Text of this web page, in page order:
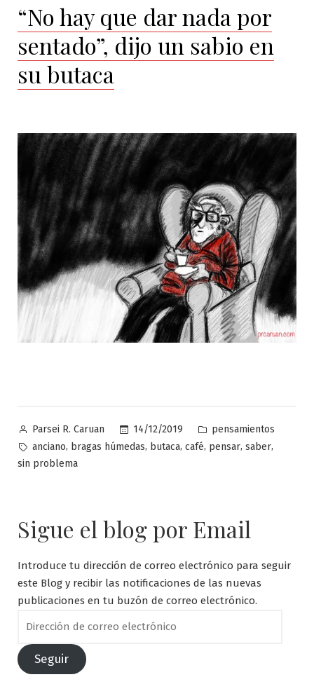
“No hay que dar nada por
sentado”, dijo un sabio en
su butaca
Publicado
por
Parsei R. Caruan 14/12/2019
Publicado
en
pensamientos
Etiquetas:
anciano, bragas húmedas, butaca, café, pensar, saber,
sin problema
Sigue el blog por Email
Introduce tu dirección de correo electrónico para seguir
este Blog y recibir las notificaciones de las nuevas
publicaciones en tu buzón de correo electrónico.
correo
electrónico
Seguir